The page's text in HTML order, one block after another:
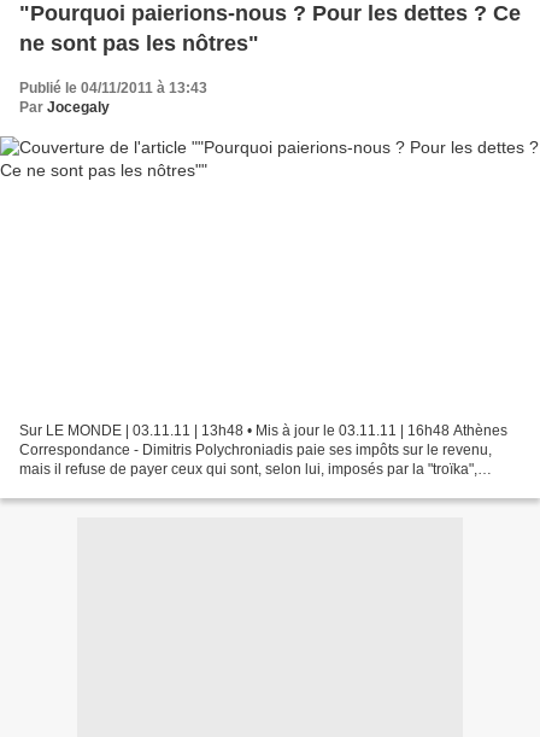
"Pourquoi paierions-nous ? Pour les dettes ? Ce
ne sont pas les nôtres"
Publié le 04/11/2011 à 13:43
Par Jocegaly
Sur LE MONDE | 03.11.11 | 13h48 • Mis à jour le 03.11.11 | 16h48 Athènes
Correspondance - Dimitris Polychroniadis paie ses impôts sur le revenu,
mais il refuse de payer ceux qui sont, selon lui, imposés par la "troïka",